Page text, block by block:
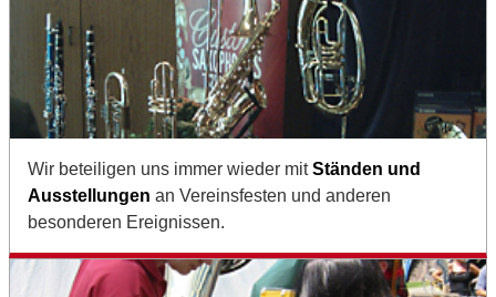
Wir beteiligen uns immer wieder mitStänden und
Ausstellungen an Vereinsfesten und anderen
besonderen Ereignissen.